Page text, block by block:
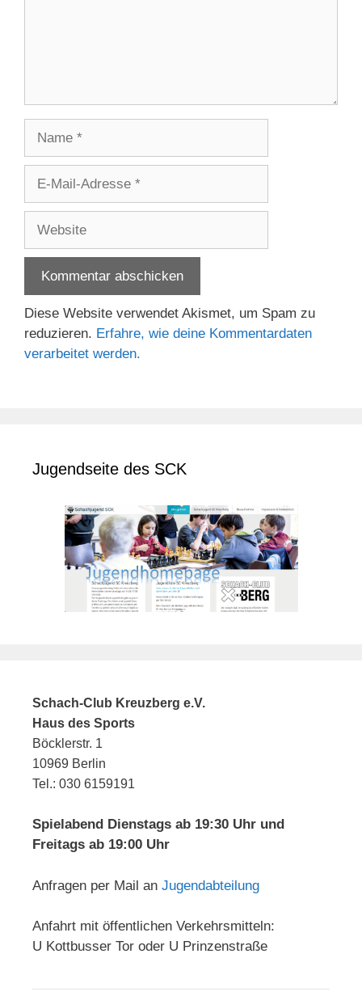
Adresse
Diese Website verwendet Akismet, um Spam zu
reduzieren. Erfahre, wie deine Kommentardaten
verarbeitet werden.
Jugendseite des SCK
Schach-Club Kreuzberg e.V.
Haus des Sports
Böcklerstr. 1
10969 Berlin
Tel.: 030 6159191
Spielabend Dienstags ab 19:30 Uhr und
Freitags ab 19:00 Uhr
Anfragen per Mail an Jugendabteilung
Anfahrt mit öffentlichen Verkehrsmitteln:
U Kottbusser Tor oder U Prinzenstraße